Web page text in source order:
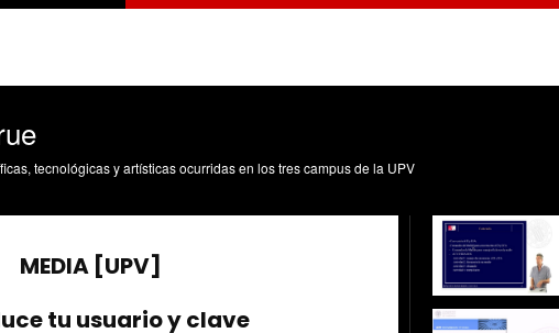
tecnológicas y artísticas ocurridas en los tres campus de la UPV